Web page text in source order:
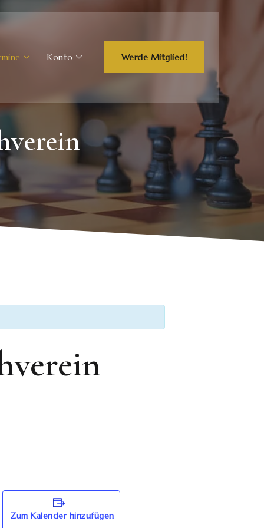
Konto Werde Mitglied!
Zum Kalender hinzufügen